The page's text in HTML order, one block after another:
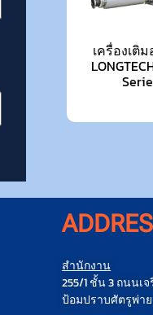
เครื่องเติ
สำนักงาน
255/1 ชั้น 3 ถนนเ
ป้อมปราบศัตรูพ่าย